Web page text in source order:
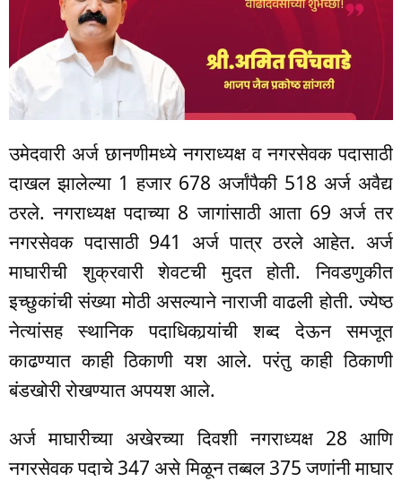
उमेदवारी अर्ज छानणीमध्ये नगराध्यक्ष व नगरसेवक पदासाठी
दाखल झालेल्या 1 हजार 678 अर्जांपैकी 518 अर्ज अवैद्य
ठरले. नगराध्यक्ष पदाच्या 8 जागांसाठी आता 69 अर्ज तर
नगरसेवक पदासाठी 941 अर्ज पात्र ठरले आहेत. अर्ज
माघारीची शुक्रवारी शेवटची मुदत होती. निवडणुकीत
इच्छुकांची संख्या मोठी असल्याने नाराजी वाढली होती. ज्येष्ठ
नेत्यांसह स्थानिक पदाधिकार्‍यांची शब्द देऊन समजूत
काढण्यात काही ठिकाणी यश आले. परंतु काही ठिकाणी
बंडखोरी रोखण्यात अपयश आले.
अर्ज माघारीच्या अखेरच्या दिवशी नगराध्यक्ष 28 आणि
नगरसेवक पदाचे 347 असे मिळून तब्बल 375 जणांनी माघार